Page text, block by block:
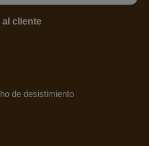
al cliente
de desistimiento